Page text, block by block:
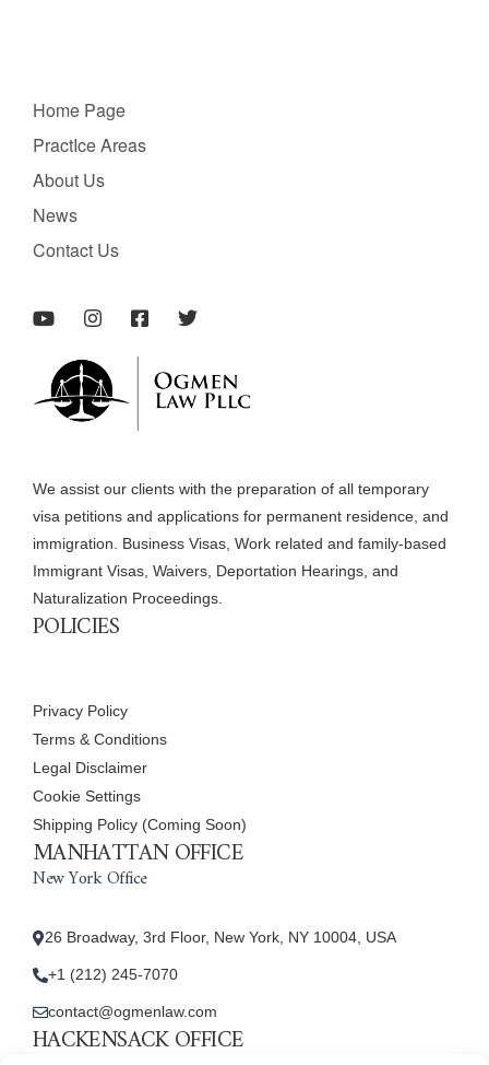
Home Page
PractIce Areas
About Us
News
Contact Us
We assist our clients with the preparation of all temporary
visa petitions and applications for permanent residence, and
immigration. Business Visas, Work related and family-based
Immigrant Visas, Waivers, Deportation Hearings, and
Naturalization Proceedings.
POLICIES
Privacy Policy
Terms & Conditions
Legal Disclaimer
Cookie Settings
Shipping Policy (Coming Soon)
MANHATTAN OFFICE
New York Office
26 Broadway, 3rd Floor, New York, NY 10004, USA
+1 (212) 245-7070
contact@ogmenlaw.com
HACKENSACK OFFICE